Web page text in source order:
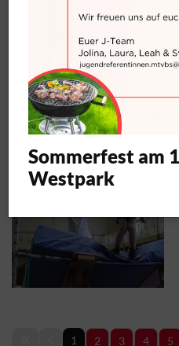
1 2 3 4 5
Sommerfest am
Westpark